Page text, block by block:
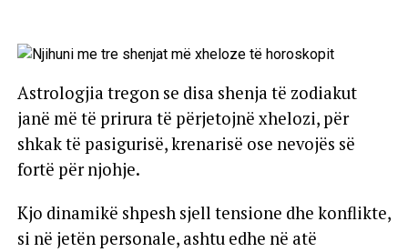
Astrologjia tregon se disa shenja të zodiakut
janë më të prirura të përjetojnë xhelozi, për
shkak të pasigurisë, krenarisë ose nevojës së
fortë për njohje.
Kjo dinamikë shpesh sjell tensione dhe konflikte,
si në jetën personale, ashtu edhe në atë